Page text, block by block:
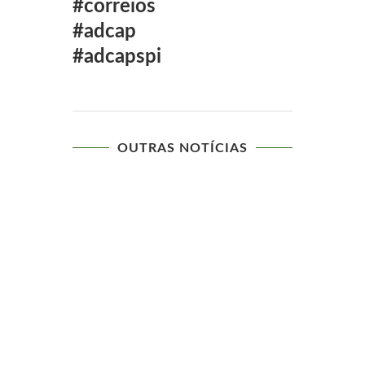
#correios
#adcap
#adcapspi
OUTRAS NOTÍCIAS